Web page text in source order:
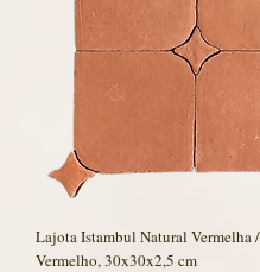
Lajota Istambul Natural Vermelha
Vermelho, 30x30x2,5 cm